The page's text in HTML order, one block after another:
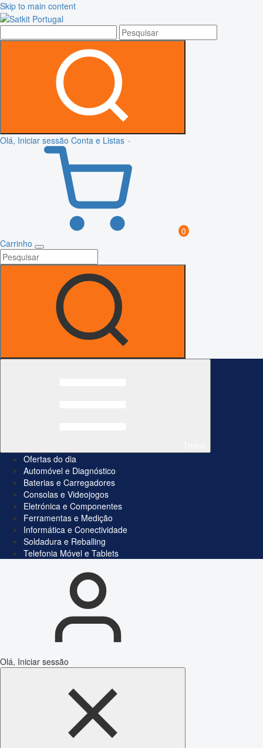
Skip to main content
Olá, Iniciar sessão Conta e Listas
0
Carrinho
Ofertas do dia
Automóvel e Diagnóstico
Baterias e Carregadores
Consolas e Videojogos
Eletrónica e Componentes
Ferramentas e Medição
Informática e Conectividade
Soldadura e Reballing
Telefonia Móvel e Tablets
Olá, Iniciar sessão